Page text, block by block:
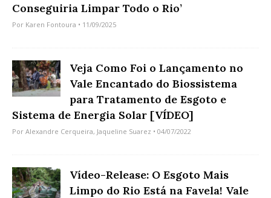
Conseguiria Limpar Todo o Rio’
Por Karen Fontoura • 11/09/2025
Veja Como Foi o Lançamento no
Vale Encantado do Biossistema
para Tratamento de Esgoto e
Sistema de Energia Solar [VÍDEO]
Por Alexandre Cerqueira, Jaqueline Suarez • 04/07/2022
Vídeo-Release: O Esgoto Mais
Limpo do Rio Está na Favela! Vale